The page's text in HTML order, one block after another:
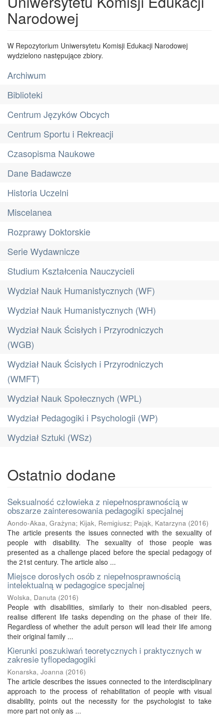
Narodowej
W Repozytorium Uniwersytetu Komisji Edukacji Narodowej
wydzielono następujące zbiory.
Archiwum
Biblioteki
Centrum Języków Obcych
Centrum Sportu i Rekreacji
Czasopisma Naukowe
Dane Badawcze
Historia Uczelni
Miscelanea
Rozprawy Doktorskie
Serie Wydawnicze
Studium Kształcenia Nauczycieli
Wydział Nauk Humanistycznych (WF)
Wydział Nauk Humanistycznych (WH)
Wydział Nauk Ścisłych i Przyrodniczych
(WGB)
Wydział Nauk Ścisłych i Przyrodniczych
(WMFT)
Wydział Nauk Społecznych (WPL)
Wydział Pedagogiki i Psychologii (WP)
Wydział Sztuki (WSz)
Ostatnio dodane
Seksualność człowieka z niepełnosprawnością w
obszarze zainteresowania pedagogiki specjalnej
Aondo-Akaa, Grażyna; Kijak, Remigiusz; Pająk, Katarzyna (2016)
The article presents the issues connected with the sexuality of
people with disability. The sexuality of those people was
presented as a challenge placed before the special pedagogy of
the 21st century. The article also ...
Miejsce dorosłych osób z niepełnosprawnością
intelektualną w pedagogice specjalnej
Wolska, Danuta (2016)
People with disabilities, similarly to their non-disabled peers,
realise different life tasks depending on the phase of their life.
Regardless of whether the adult person will lead their life among
their original family ...
Kierunki poszukiwań teoretycznych i praktycznych w
zakresie tyflopedagogiki
Konarska, Joanna (2016)
The article describes the issues connected to the interdisciplinary
approach to the process of rehabilitation of people with visual
disability, points out the necessity for the psychologist to take
more part not only as ...